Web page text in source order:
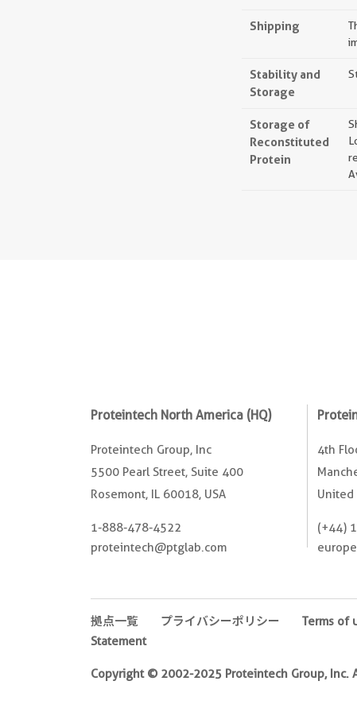
Shipping
Stability and
Storage
Storage of
Reconstituted
Protein
Proteintech North America (HQ)
Proteintech Group, Inc
5500 Pearl Street, Suite 400
Rosemont, IL 60018, USA
1-888-478-4522
proteintech@ptglab.com
4th
United
(+44)
拠点一覧 プライバシーポリシー Terms of
Statement
Copyright © 2002-2025 Proteintech Group, Inc.